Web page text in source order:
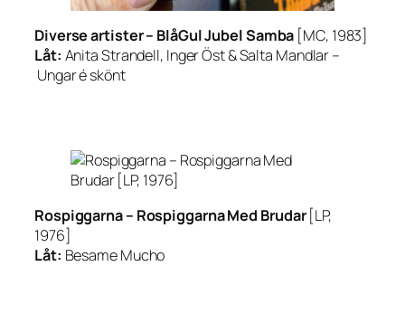
Diverse artister – BlåGul Jubel Samba [MC, 1983]
Låt: Anita Strandell, Inger Öst & Salta Mandlar –
Ungar é skönt
Rospiggarna – Rospiggarna Med Brudar[LP,
1976]
Låt: Besame Mucho